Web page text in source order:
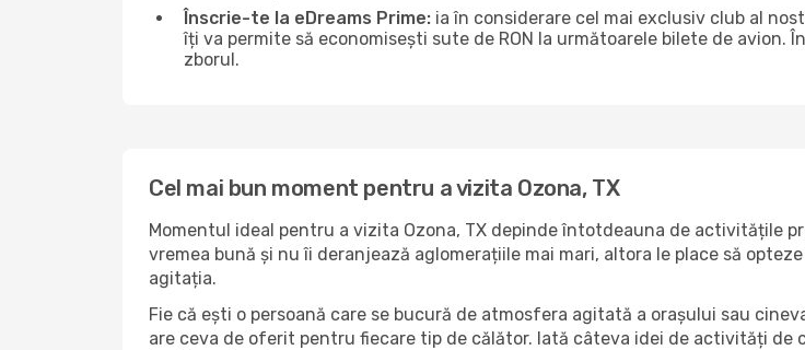
Înscrie-te la eDreams Prime: ia în considerare cel mai exclusiv club al
îți va permite să economisești sute de RON la următoarele bilete de avion.
zborul.
Cel mai bun moment pentru a vizita Ozona, TX
Momentul ideal pentru a vizita Ozona, TX depinde întotdeauna de activitățile
vremea bună și nu îi deranjează aglomerațiile mai mari, altora le place să
agitația.
Fie că ești o persoană care se bucură de atmosfera agitată a orașului sau
are ceva de oferit pentru fiecare tip de călător. Iată câteva idei de activități de